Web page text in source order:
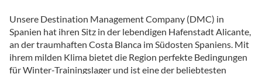
Unsere Destination Management Company (DMC) in
Spanien hat ihren Sitz in der lebendigen Hafenstadt Alicante,
an der traumhaften Costa Blanca im Südosten Spaniens. Mit
ihrem milden Klima bietet die Region perfekte Bedingungen
für Winter-Trainingslager und ist eine der beliebtesten